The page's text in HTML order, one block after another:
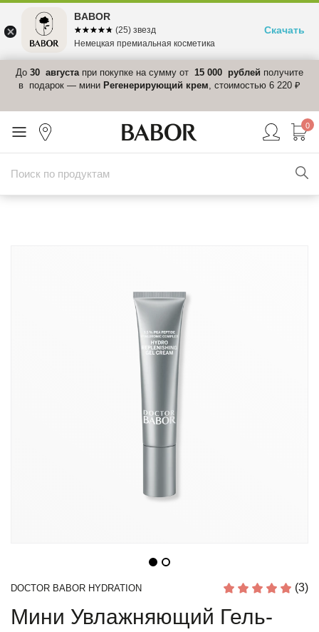
До 30 августапри покупке на сумму от 15 000 рублей получите
в подарок — мини Регенерирующий крем, стоимостью 6 220 ₽
0
DOCTOR BABOR HYDRATION (3)
Мини Увлажняющий Гель-
BABOR
☆☆☆☆☆
★★★★★ (25) звезд
Немецкая премиальная косметика
Скачать